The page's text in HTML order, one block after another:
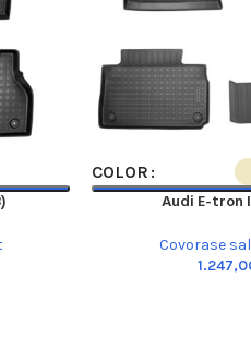
SELECT OPTIONS
COLOR
Audi E-tron
Covorase